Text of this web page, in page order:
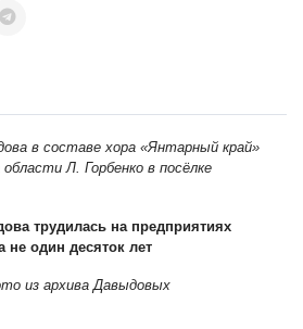
в составе хора «Янтарный край»
Л. Горбенко в посёлке
трудилась на предприятиях
не один десяток лет
из архива Давыдовых